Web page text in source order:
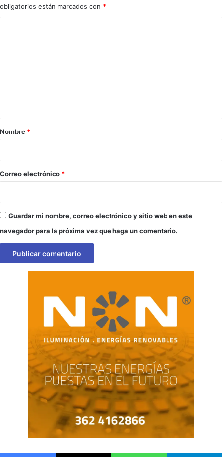
obligatorios están marcados con *
r
*
Nombre *
Correo electrónico *
Guardar mi nombre, correo electrónico y sitio web en este
navegador para la próxima vez que haga un comentario.